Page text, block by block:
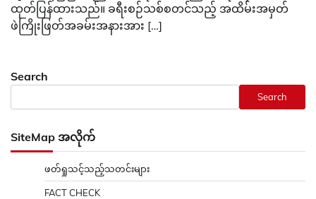
ထုတ်ပြန်ထားသည်။ ခရီးစဉ်သစ်စတင်သည့် အထိမ်းအမှတ်
ဖဲကြိုးဖြတ်အခမ်းအနားအား […]
Search
Search
SiteMap အလိုက်
ဖတ်ရှုသင့်သည့်သတင်းများ
FACT CHECK